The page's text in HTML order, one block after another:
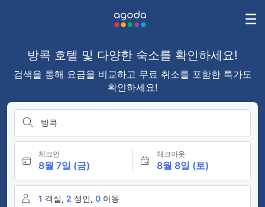
방콕 호텔 및 다양한 숙소를 확인하세요!
검색을 통해 요금을 비교하고 무료 취소를 포함한 특가도
확인하세요!
방콕
체크인
8월 7일 (금)
체크아웃
8월 8일 (토)
1 객실, 2 성인, 0 아동